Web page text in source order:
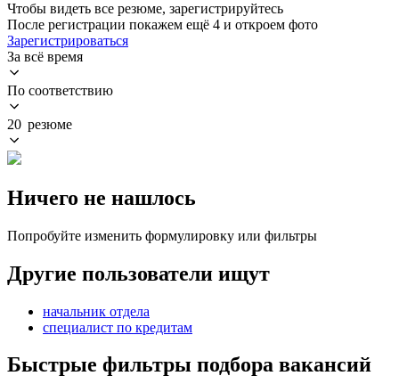
Чтобы видеть все резюме, зарегистрируйтесь
После регистрации покажем ещё 4 и откроем фото
Зарегистрироваться
За всё время
По соответствию
20 резюме
Ничего не нашлось
Попробуйте изменить формулировку или фильтры
Другие пользователи ищут
начальник отдела
специалист по кредитам
Быстрые фильтры подбора вакансий